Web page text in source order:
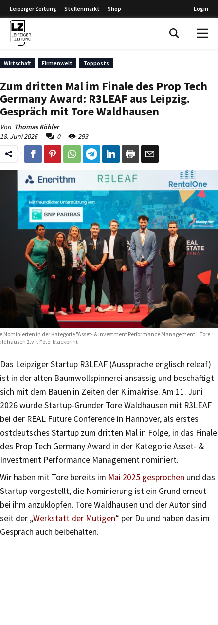
Leipziger Zeitung Stellenmarkt Shop Login
Wirtschaft Firmenwelt Topposts
Zum dritten Mal im Finale des Prop Tech
Germany Award: R3LEAF aus Leipzig.
Gespräch mit Tore Waldhausen
Von Thomas Köhler
18. Juni 2026
0 293
Nominierten in der Kategorie "Asset- & Investment Performance Management", Tore
2.v.r. Foto: blackprint
Das Leipziger Startup R3LEAF (Aussprache englisch releaf)
ist in der alten Baumwollspinnerei ansässig und beschäftigt
sich mit dem Bauen in Zeiten der Klimakrise. Am 11. Juni
2026 wurde Startup-Gründer Tore Waldhausen mit R3LEAF
bei der REAL Future Conference in Hannover, als erstes
ostdeutsches Startup zum dritten Mal in Folge, in das Finale
des Prop Tech Germany Award in der Kategorie Asset- &
Investment Performance Management nominiert.
Wir haben mit Tore bereits im Mai 2025 gesprochen und das
Startup vorgestellt, die Nominierung ist ein Grund erneut
bei ihm anzuklopfen. Tore Waldhausen und der Autor sind
seit der „Werkstatt der Mutigen“ per Du und haben das im
Gespräch auch beibehalten.